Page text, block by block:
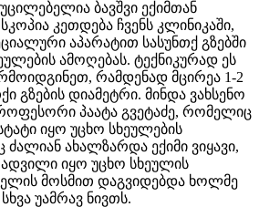
ბავშვი ექიმთან
კეთდება ჩვენს კლინიკაში,
აპარატით სასუნთქ გზებში
ამოღებას. ტექნიკურად ეს
რამდენად მცირეა 1-2
გზების დიამეტრი. მინდა ვახსენო
პაატა გვეტაძე, რომელიც
იყო უცხო სხეულების
ახალზარდა ექიმი ვიყავი,
იყო უცხო სხეულის
მოსმით დაგვიდებდა ხოლმე
უამრავ ნივთს.